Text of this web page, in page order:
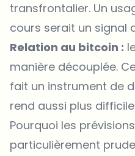
transfrontalier. Un
cours serait un signal
Relation au bitcoin :
manière découplée.
fait un instrument de
rend aussi plus
Pourquoi les
particulièrement